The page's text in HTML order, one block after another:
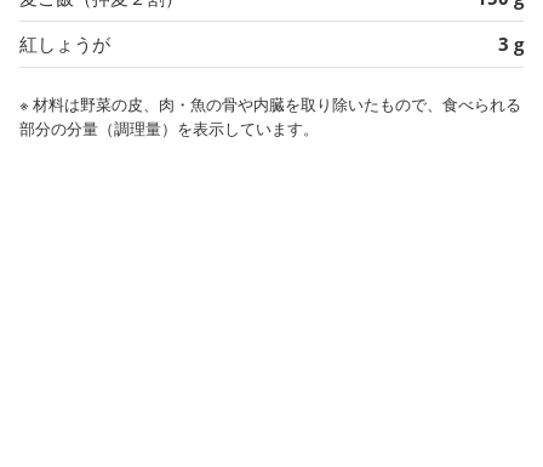
紅しょうが
3 g
※ 材料は野菜の皮、肉・魚の骨や内臓を取り除いたもので、食べられる
部分の分量（調理量）を表示しています。